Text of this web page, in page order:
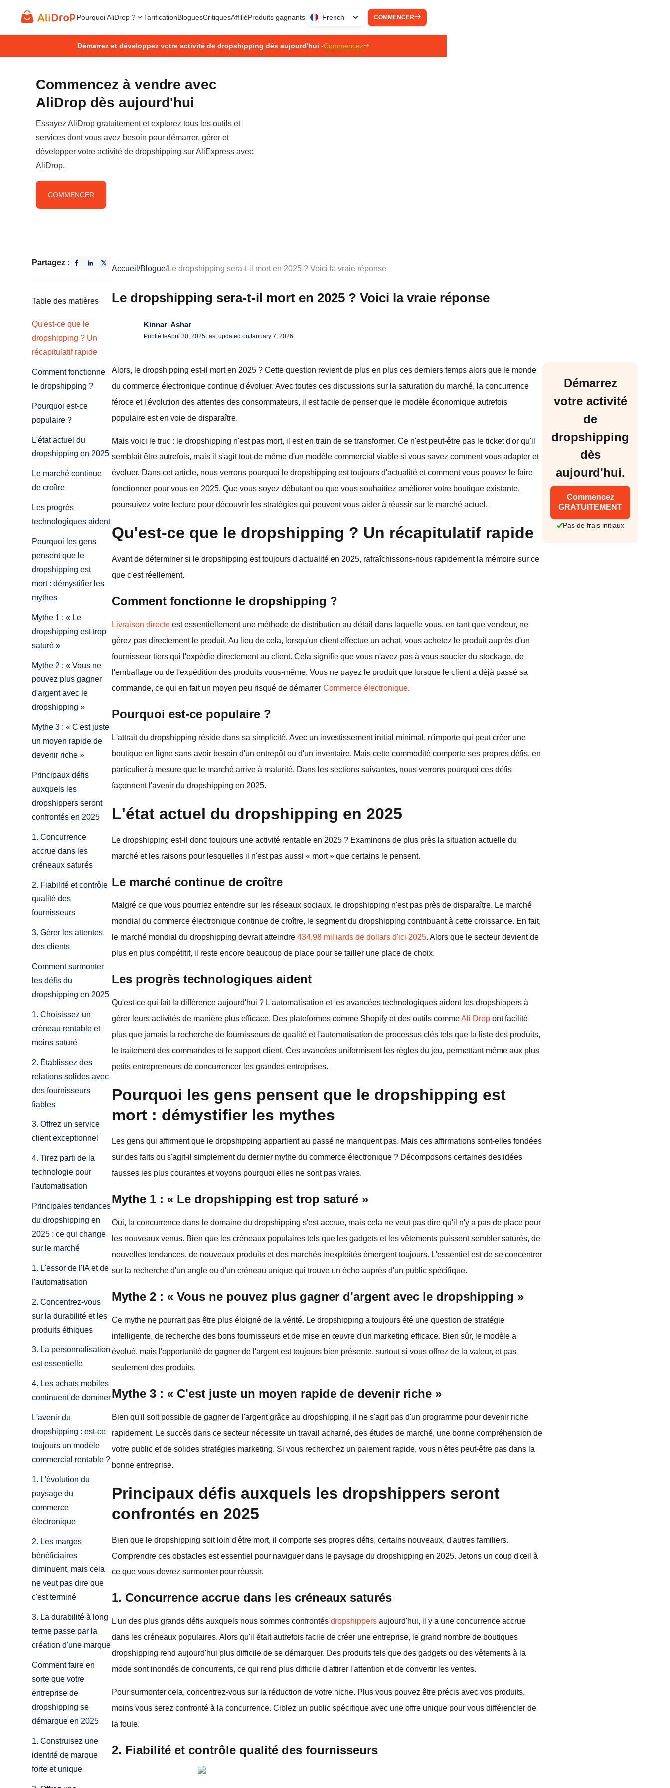
Pourquoi AliDrop ? TarificationBloguesCritiquesAffiliéProduits gagnants French COMMENCER
Démarrez et développez votre activité de dropshipping dès aujourd'hui -Commencez
Commencez à vendre avec
AliDrop dès aujourd'hui
Essayez AliDrop gratuitement et explorez tous les outils et
services dont vous avez besoin pour démarrer, gérer et
développer votre activité de dropshipping sur AliExpress avec
AliDrop.
COMMENCER
Partagez :
Table des matières
Qu'est-ce que le
dropshipping ? Un
récapitulatif rapide
Comment fonctionne
le dropshipping ?
Pourquoi est-ce
populaire ?
L'état actuel du
dropshipping en 2025
Le marché continue
de croître
Les progrès
technologiques aident
Pourquoi les gens
pensent que le
dropshipping est
mort : démystifier les
mythes
Mythe 1 : « Le
dropshipping est trop
saturé »
Mythe 2 : « Vous ne
pouvez plus gagner
d'argent avec le
dropshipping »
Mythe 3 : « C'est juste
un moyen rapide de
devenir riche »
Principaux défis
auxquels les
dropshippers seront
confrontés en 2025
1. Concurrence
accrue dans les
créneaux saturés
2. Fiabilité et contrôle
qualité des
fournisseurs
3. Gérer les attentes
des clients
Comment surmonter
les défis du
dropshipping en 2025
1. Choisissez un
créneau rentable et
moins saturé
2. Établissez des
relations solides avec
des fournisseurs
fiables
3. Offrez un service
client exceptionnel
4. Tirez parti de la
technologie pour
l'automatisation
Principales tendances
du dropshipping en
2025 : ce qui change
sur le marché
1. L'essor de l'IA et de
l'automatisation
2. Concentrez-vous
sur la durabilité et les
produits éthiques
3. La personnalisation
est essentielle
4. Les achats mobiles
continuent de dominer
L'avenir du
dropshipping : est-ce
toujours un modèle
commercial rentable ?
1. L'évolution du
paysage du
commerce
électronique
2. Les marges
bénéficiaires
diminuent, mais cela
ne veut pas dire que
c'est terminé
3. La durabilité à long
terme passe par la
création d'une marque
Comment faire en
sorte que votre
entreprise de
dropshipping se
démarque en 2025
1. Construisez une
identité de marque
forte et unique
Accueil /Blogue/Le dropshipping sera-t-il mort en 2025 ? Voici la vraie réponse
Le dropshipping sera-t-il mort en 2025 ? Voici la vraie réponse
Kinnari Ashar
Publié leApril 30, 2025Last updated onJanuary 7, 2026
Alors, le dropshipping est-il mort en 2025 ? Cette question revient de plus en plus ces derniers temps alors que le monde
du commerce électronique continue d'évoluer. Avec toutes ces discussions sur la saturation du marché, la concurrence
féroce et l'évolution des attentes des consommateurs, il est facile de penser que le modèle économique autrefois
populaire est en voie de disparaître.
Mais voici le truc : le dropshipping n'est pas mort, il est en train de se transformer. Ce n'est peut-être pas le ticket d'or qu'il
semblait être autrefois, mais il s'agit tout de même d'un modèle commercial viable si vous savez comment vous adapter et
évoluer. Dans cet article, nous verrons pourquoi le dropshipping est toujours d'actualité et comment vous pouvez le faire
fonctionner pour vous en 2025. Que vous soyez débutant ou que vous souhaitiez améliorer votre boutique existante,
poursuivez votre lecture pour découvrir les stratégies qui peuvent vous aider à réussir sur le marché actuel.
Qu'est-ce que le dropshipping ? Un récapitulatif rapide
Avant de déterminer si le dropshipping est toujours d'actualité en 2025, rafraîchissons-nous rapidement la mémoire sur ce
que c'est réellement.
Comment fonctionne le dropshipping ?
Livraison directe est essentiellement une méthode de distribution au détail dans laquelle vous, en tant que vendeur, ne
gérez pas directement le produit. Au lieu de cela, lorsqu'un client effectue un achat, vous achetez le produit auprès d'un
fournisseur tiers qui l'expédie directement au client. Cela signifie que vous n'avez pas à vous soucier du stockage, de
l'emballage ou de l'expédition des produits vous-même. Vous ne payez le produit que lorsque le client a déjà passé sa
commande, ce qui en fait un moyen peu risqué de démarrer Commerce électronique.
Pourquoi est-ce populaire ?
L'attrait du dropshipping réside dans sa simplicité. Avec un investissement initial minimal, n'importe qui peut créer une
boutique en ligne sans avoir besoin d'un entrepôt ou d'un inventaire. Mais cette commodité comporte ses propres défis, en
particulier à mesure que le marché arrive à maturité. Dans les sections suivantes, nous verrons pourquoi ces défis
façonnent l'avenir du dropshipping en 2025.
L'état actuel du dropshipping en 2025
Le dropshipping est-il donc toujours une activité rentable en 2025 ? Examinons de plus près la situation actuelle du
marché et les raisons pour lesquelles il n'est pas aussi « mort » que certains le pensent.
Le marché continue de croître
Malgré ce que vous pourriez entendre sur les réseaux sociaux, le dropshipping n'est pas près de disparaître. Le marché
mondial du commerce électronique continue de croître, le segment du dropshipping contribuant à cette croissance. En fait,
le marché mondial du dropshipping devrait atteindre 434,98 milliards de dollars d'ici 2025. Alors que le secteur devient de
plus en plus compétitif, il reste encore beaucoup de place pour se tailler une place de choix.
Les progrès technologiques aident
Qu'est-ce qui fait la différence aujourd'hui ? L'automatisation et les avancées technologiques aident les dropshippers à
gérer leurs activités de manière plus efficace. Des plateformes comme Shopify et des outils commeAli Drop ont facilité
plus que jamais la recherche de fournisseurs de qualité et l'automatisation de processus clés tels que la liste des produits,
le traitement des commandes et le support client. Ces avancées uniformisent les règles du jeu, permettant même aux plus
petits entrepreneurs de concurrencer les grandes entreprises.
Pourquoi les gens pensent que le dropshipping est
mort : démystifier les mythes
Les gens qui affirment que le dropshipping appartient au passé ne manquent pas. Mais ces affirmations sont-elles fondées
sur des faits ou s'agit-il simplement du dernier mythe du commerce électronique ? Décomposons certaines des idées
fausses les plus courantes et voyons pourquoi elles ne sont pas vraies.
Mythe 1 : « Le dropshipping est trop saturé »
Oui, la concurrence dans le domaine du dropshipping s'est accrue, mais cela ne veut pas dire qu'il n'y a pas de place pour
les nouveaux venus. Bien que les créneaux populaires tels que les gadgets et les vêtements puissent sembler saturés, de
nouvelles tendances, de nouveaux produits et des marchés inexploités émergent toujours. L'essentiel est de se concentrer
sur la recherche d'un angle ou d'un créneau unique qui trouve un écho auprès d'un public spécifique.
Mythe 2 : « Vous ne pouvez plus gagner d'argent avec le dropshipping »
Ce mythe ne pourrait pas être plus éloigné de la vérité. Le dropshipping a toujours été une question de stratégie
intelligente, de recherche des bons fournisseurs et de mise en œuvre d'un marketing efficace. Bien sûr, le modèle a
évolué, mais l'opportunité de gagner de l'argent est toujours bien présente, surtout si vous offrez de la valeur, et pas
seulement des produits.
Mythe 3 : « C'est juste un moyen rapide de devenir riche »
Bien qu'il soit possible de gagner de l'argent grâce au dropshipping, il ne s'agit pas d'un programme pour devenir riche
rapidement. Le succès dans ce secteur nécessite un travail acharné, des études de marché, une bonne compréhension de
votre public et de solides stratégies marketing. Si vous recherchez un paiement rapide, vous n'êtes peut-être pas dans la
bonne entreprise.
Principaux défis auxquels les dropshippers seront
confrontés en 2025
Bien que le dropshipping soit loin d'être mort, il comporte ses propres défis, certains nouveaux, d'autres familiers.
Comprendre ces obstacles est essentiel pour naviguer dans le paysage du dropshipping en 2025. Jetons un coup d'œil à
ce que vous devrez surmonter pour réussir.
1. Concurrence accrue dans les créneaux saturés
L'un des plus grands défis auxquels nous sommes confrontés dropshippers aujourd'hui, il y a une concurrence accrue
dans les créneaux populaires. Alors qu'il était autrefois facile de créer une entreprise, le grand nombre de boutiques
dropshipping rend aujourd'hui plus difficile de se démarquer. Des produits tels que des gadgets ou des vêtements à la
mode sont inondés de concurrents, ce qui rend plus difficile d'attirer l'attention et de convertir les ventes.
Pour surmonter cela, concentrez-vous sur la réduction de votre niche. Plus vous pouvez être précis avec vos produits,
moins vous serez confronté à la concurrence. Ciblez un public spécifique avec une offre unique pour vous différencier de
la foule.
2. Fiabilité et contrôle qualité des fournisseurs
Démarrez
votre activité
de
dropshipping
dès
aujourd'hui.
Commencez
GRATUITEMENT
Pas de frais initiaux